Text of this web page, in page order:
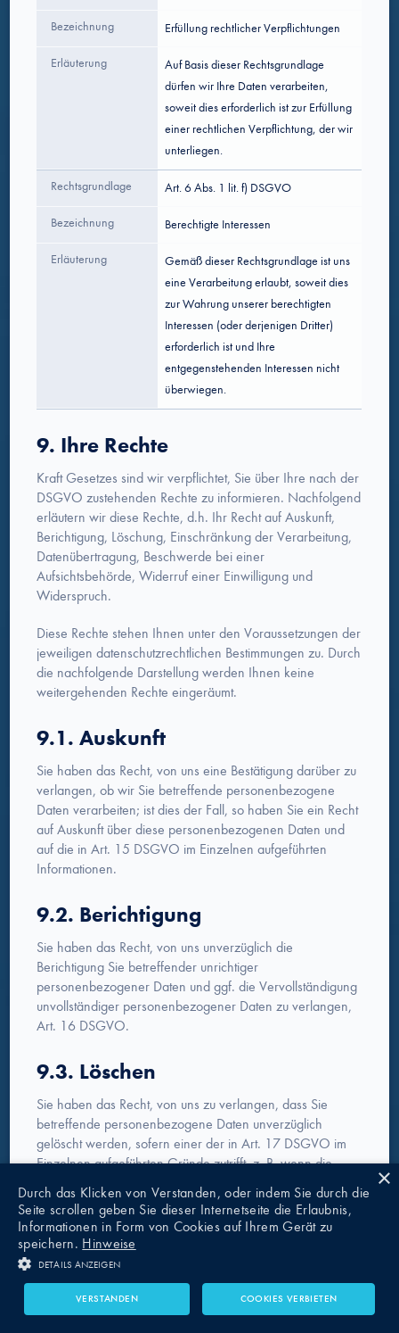
Bezeichnung Erfüllung rechtlicher Verpflichtungen
Erläuterung
Auf Basis dieser Rechtsgrundlage
dürfen wir Ihre Daten verarbeiten,
soweit dies erforderlich ist zur Erfüllung
einer rechtlichen Verpflichtung, der wir
unterliegen.
Rechtsgrundlage Art. 6 Abs. 1 lit. f) DSGVO
Bezeichnung Berechtigte Interessen
Erläuterung
Gemäß dieser Rechtsgrundlage ist uns
eine Verarbeitung erlaubt, soweit dies
zur Wahrung unserer berechtigten
Interessen (oder derjenigen Dritter)
erforderlich ist und Ihre
entgegenstehenden Interessen nicht
überwiegen.
9. Ihre Rechte
Kraft Gesetzes sind wir verpflichtet, Sie über Ihre nach der
DSGVO zustehenden Rechte zu informieren. Nachfolgend
erläutern wir diese Rechte, d.h. Ihr Recht auf Auskunft,
Berichtigung, Löschung, Einschränkung der Verarbeitung,
Datenübertragung, Beschwerde bei einer
Aufsichtsbehörde, Widerruf einer Einwilligung und
Widerspruch.
Diese Rechte stehen Ihnen unter den Voraussetzungen der
jeweiligen datenschutzrechtlichen Bestimmungen zu. Durch
die nachfolgende Darstellung werden Ihnen keine
weitergehenden Rechte eingeräumt.
9.1. Auskunft
Sie haben das Recht, von uns eine Bestätigung darüber zu
verlangen, ob wir Sie betreffende personenbezogene
Daten verarbeiten; ist dies der Fall, so haben Sie ein Recht
auf Auskunft über diese personenbezogenen Daten und
auf die in Art. 15 DSGVO im Einzelnen aufgeführten
Informationen.
9.2. Berichtigung
Sie haben das Recht, von uns unverzüglich die
Berichtigung Sie betreffender unrichtiger
personenbezogener Daten und ggf. die Vervollständigung
unvollständiger personenbezogener Daten zu verlangen,
Art. 16 DSGVO.
9.3. Löschen
Sie haben das Recht, von uns zu verlangen, dass Sie
betreffende personenbezogene Daten unverzüglich
gelöscht werden, sofern einer der in Art. 17 DSGVO im
Einzelnen aufgeführten Gründe zutrifft, z. B. wenn die
Daten für die verfolgten Zwecke nicht mehr benötigt
werden.
9.4. Einschränkung der
Verarbeitung
Sie haben das Recht, von uns die Einschränkung der
×
Durch das Klicken von Verstanden, oder indem Sie durch die
Seite scrollen geben Sie dieser Internetseite die Erlaubnis,
Informationen in Form von Cookies auf Ihrem Gerät zu
speichern. Hinweise
DETAILS ANZEIGEN
VERSTANDEN COOKIES VERBIETEN